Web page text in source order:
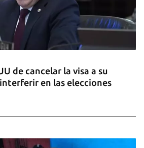
de cancelar la visa a su
en las elecciones